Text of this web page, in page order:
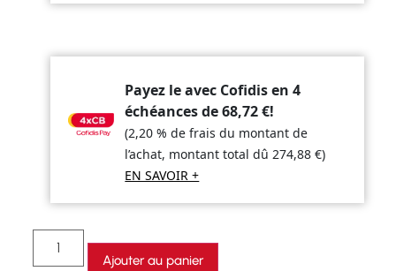
Payez le avec Cofidis en 4
échéances de68,72€!
(2,20 % de frais du montant de
l’achat, montant total dû274,88€)
EN SAVOIR +
Ajouter au panier